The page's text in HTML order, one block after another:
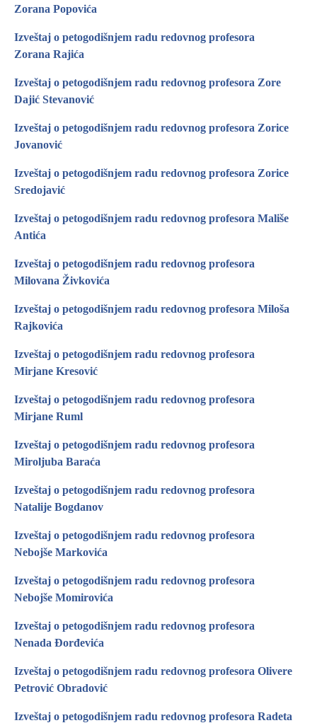
Zorana Popovića
Izveštaj o petogodišnjem radu redovnog profesora
Zorana Rajića
Izveštaj o petogodišnjem radu redovnog profesora Zore
Dajić Stevanović
Izveštaj o petogodišnjem radu redovnog profesora Zorice
Jovanović
Izveštaj o petogodišnjem radu redovnog profesora Zorice
Sredojavić
Izveštaj o petogodišnjem radu redovnog profesora Mališe
Antića
Izveštaj o petogodišnjem radu redovnog profesora
Milovana Živkovića
Izveštaj o petogodišnjem radu redovnog profesora Miloša
Rajkovića
Izveštaj o petogodišnjem radu redovnog profesora
Mirjane Kresović
Izveštaj o petogodišnjem radu redovnog profesora
Mirjane Ruml
Izveštaj o petogodišnjem radu redovnog profesora
Miroljuba Baraća
Izveštaj o petogodišnjem radu redovnog profesora
Natalije Bogdanov
Izveštaj o petogodišnjem radu redovnog profesora
Nebojše Markovića
Izveštaj o petogodišnjem radu redovnog profesora
Nebojše Momirovića
Izveštaj o petogodišnjem radu redovnog profesora
Nenada Đorđevića
Izveštaj o petogodišnjem radu redovnog profesora Olivere
Petrović Obradović
Izveštaj o petogodišnjem radu redovnog profesora Radeta